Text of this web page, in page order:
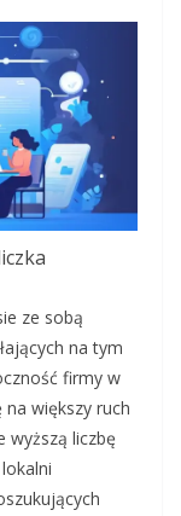
ze sobą
na tym
firmy w
na większy ruch
wyższą liczbę